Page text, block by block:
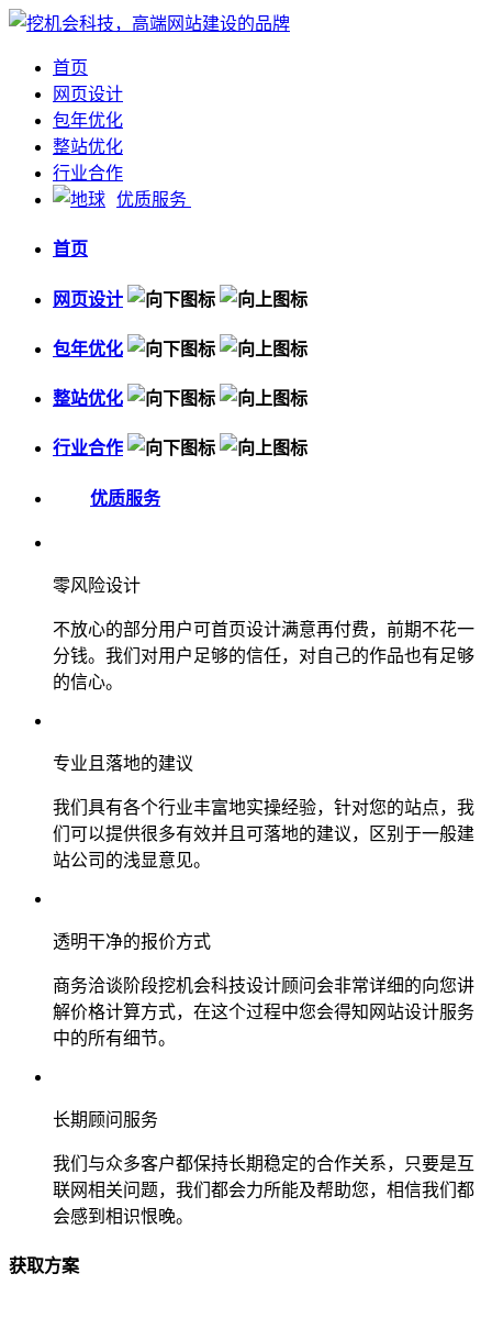
首页
网页设计
包年优化
整站优化
行业合作
优质服务
首页
网页设计
包年优化
整站优化
行业合作
优质服务
零风险设计
不放心的部分用户可首页设计满意再付费，前期不花一
分钱。我们对用户足够的信任，对自己的作品也有足够
的信心。
专业且落地的建议
我们具有各个行业丰富地实操经验，针对您的站点，我
们可以提供很多有效并且可落地的建议，区别于一般建
站公司的浅显意见。
透明干净的报价方式
商务洽谈阶段挖机会科技设计顾问会非常详细的向您讲
解价格计算方式，在这个过程中您会得知网站设计服务
中的所有细节。
长期顾问服务
我们与众多客户都保持长期稳定的合作关系，只要是互
联网相关问题，我们都会力所能及帮助您，相信我们都
会感到相识恨晚。
获取方案